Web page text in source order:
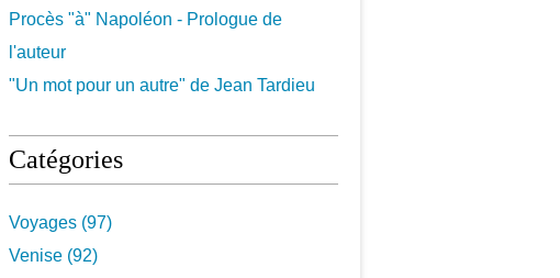
Procès "à" Napoléon - Prologue de
l'auteur
"Un mot pour un autre" de Jean Tardieu
Catégories
Voyages (97)
Venise (92)